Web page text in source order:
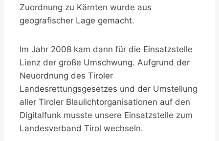
Zuordnung zu Kärnten wurde aus
geografischer Lage gemacht.
Im Jahr 2008 kam dann für die Einsatzstelle
Lienz der große Umschwung. Aufgrund der
Neuordnung des Tiroler
Landesrettungsgesetzes und der Umstellung
aller Tiroler Blaulichtorganisationen auf den
Digitalfunk musste unsere Einsatzstelle zum
Landesverband Tirol wechseln.